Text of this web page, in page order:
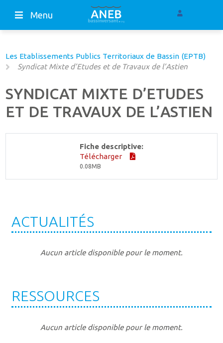
Menu
Les Etablissements Publics Territoriaux de Bassin (EPTB)
Syndicat Mixte d’Etudes et de Travaux de l’Astien
SYNDICAT MIXTE D’ETUDES
ET DE TRAVAUX DE L’ASTIEN
Fiche descriptive:
Télécharger
0.08MB
ACTUALITÉS
Aucun article disponible pour le moment.
RESSOURCES
Aucun article disponible pour le moment.